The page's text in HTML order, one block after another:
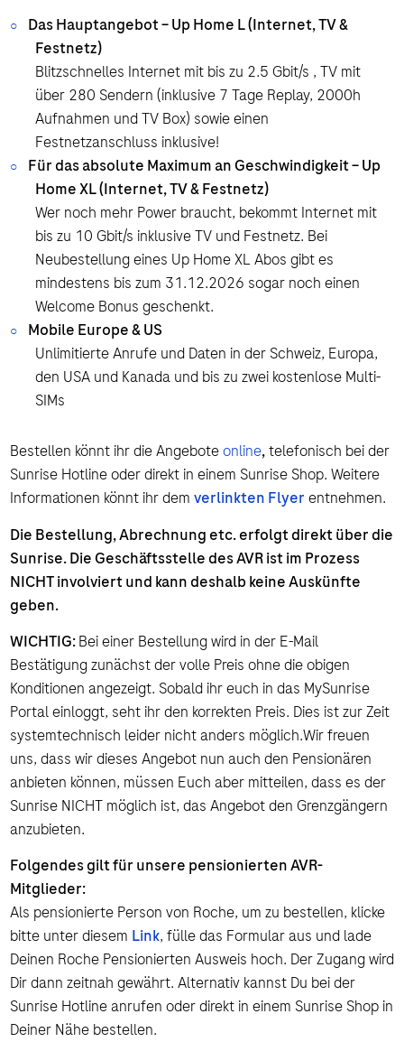
Das Hauptangebot – Up Home L (Internet, TV &
Festnetz)
Blitzschnelles Internet mit bis zu 2.5 Gbit/s , TV mit
über 280 Sendern (inklusive 7 Tage Replay, 2000h
Aufnahmen und TV Box) sowie einen
Festnetzanschluss inklusive!
Für das absolute Maximum an Geschwindigkeit – Up
Home XL (Internet, TV & Festnetz)
Wer noch mehr Power braucht, bekommt Internet mit
bis zu 10 Gbit/s inklusive TV und Festnetz. Bei
Neubestellung eines Up Home XL Abos gibt es
mindestens bis zum 31.12.2026 sogar noch einen
Welcome Bonus geschenkt.
Mobile Europe & US
Unlimitierte Anrufe und Daten in der Schweiz, Europa,
den USA und Kanada und bis zu zwei kostenlose Multi-
SIMs
Bestellen könnt ihr die Angeboteonline,telefonisch bei der
Sunrise Hotline oder direkt in einem Sunrise Shop. Weitere
Informationen könnt ihr dem verlinkten Flyer entnehmen.
Die Bestellung, Abrechnung etc. erfolgt direkt über die
Sunrise. Die Geschäftsstelle des AVR ist im Prozess
NICHT involviert und kann deshalb keine Auskünfte
geben.
WICHTIG:Bei einer Bestellung wird in der E-Mail
Bestätigung zunächst der volle Preis ohne die obigen
Konditionen angezeigt. Sobald ihr euch in das MySunrise
Portal einloggt, seht ihr den korrekten Preis. Dies ist zur Zeit
systemtechnisch leider nicht anders möglich.Wir freuen
uns, dass wir dieses Angebot nun auch den Pensionären
anbieten können, müssen Euch aber mitteilen, dass es der
Sunrise NICHT möglich ist, das Angebot den Grenzgängern
anzubieten.
Folgendes gilt für unsere pensionierten AVR-
Mitglieder:
Als pensionierte Person von Roche, um zu bestellen, klicke
bitte unter diesem Link, fülle das Formular aus und lade
Deinen Roche Pensionierten Ausweis hoch. Der Zugang wird
Dir dann zeitnah gewährt. Alternativ kannst Du bei der
Sunrise Hotline anrufen oder direkt in einem Sunrise Shop in
Deiner Nähe bestellen.